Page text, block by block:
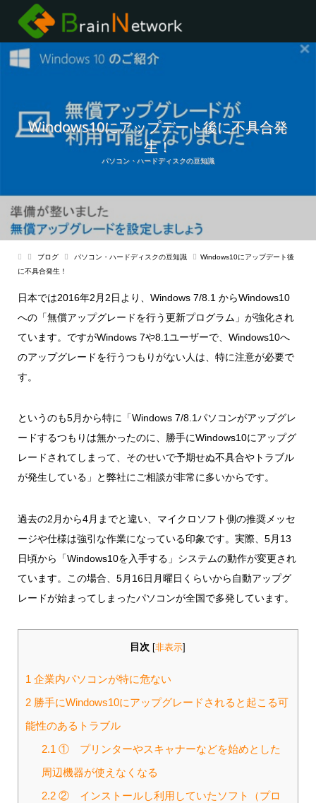
Windows10にアップデート後に不具合発
生！
パソコン・ハードディスクの豆知識
ブログ パソコン・ハードディスクの豆知識
Windows10にアップデート後
に不具合発生！
日本では2016年2月2日より、Windows 7/8.1 からWindows10
への「無償アップグレードを行う更新プログラム」が強化され
ています。ですがWindows 7や8.1ユーザーで、Windows10へ
のアップグレードを行うつもりがない人は、特に注意が必要で
す。
というのも5月から特に「Windows 7/8.1パソコンがアップグレ
ードするつもりは無かったのに、勝手にWindows10にアップグ
レードされてしまって、そのせいで予期せぬ不具合やトラブル
が発生している」と弊社にご相談が非常に多いからです。
過去の2月から4月までと違い、マイクロソフト側の推奨メッセ
ージや仕様は強引な作業になっている印象です。実際、5月13
日頃から「Windows10を入手する」システムの動作が変更され
ています。この場合、5月16日月曜日くらいから自動アップグ
レードが始まってしまったパソコンが全国で多発しています。
目次 [非表示
1 企業内パソコンが特に危ない
2勝手にWindows10にアップグレードされると起こる可
能性のあるトラブル
2.1 ① プリンターやスキャナーなどを始めとした
周辺機器が使えなくなる
2.2② インストールし利用していたソフト（プロ